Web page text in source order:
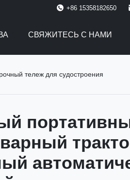
+86 15358182650
СВЯЖИТЕСЬ С НАМИ
тележ для судостроения